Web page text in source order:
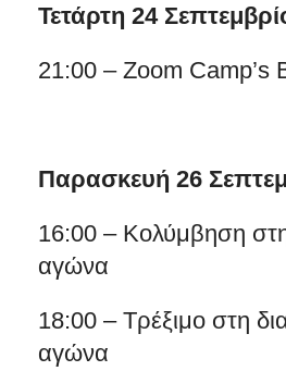
Τετάρτη 24
21:00 – Zoom Camp’s
Παρασκευή 26
16:00 – Κολύμβηση
αγώνα
18:00 – Τρέξιμο στη
αγώνα